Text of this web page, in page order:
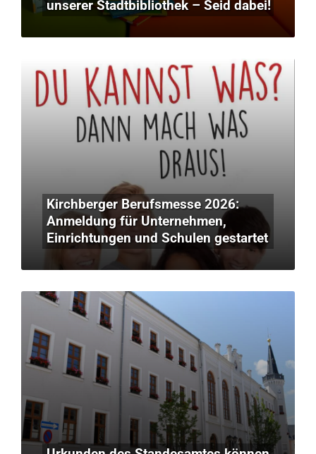
unserer Stadtbibliothek – Seid dabei!
Kirchberger Berufsmesse 2026:
Anmeldung für Unternehmen,
Einrichtungen und Schulen gestartet